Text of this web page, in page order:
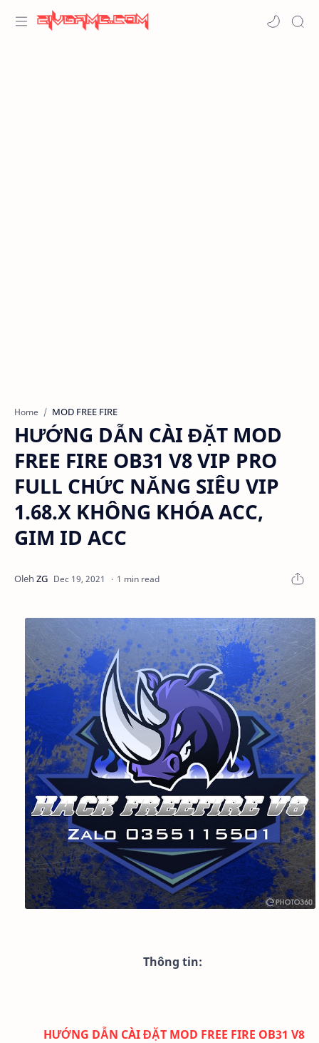
Home MOD FREE FIRE
HƯỚNG DẪN CÀI ĐẶT MOD
FREE FIRE OB31 V8 VIP PRO
FULL CHỨC NĂNG SIÊU VIP
1.68.X KHÔNG KHÓA ACC,
GIM ID ACC
1 min read
Thông tin:
HƯỚNG DẪN CÀI ĐẶT MOD FREE FIRE OB31 V8